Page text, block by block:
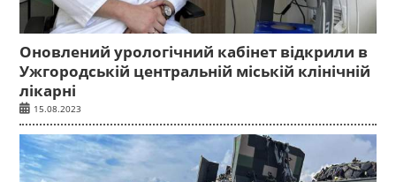
Оновлений урологічний кабінет відкрили в
Ужгородській центральній міській клінічній
лікарні
15.08.2023